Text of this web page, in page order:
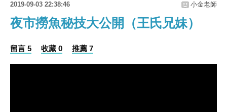
2019-09-03 22:38:46 小金老師
夜市撈魚秘技大公開（王氏兄妹）
留言 5 收藏 0 推薦 7